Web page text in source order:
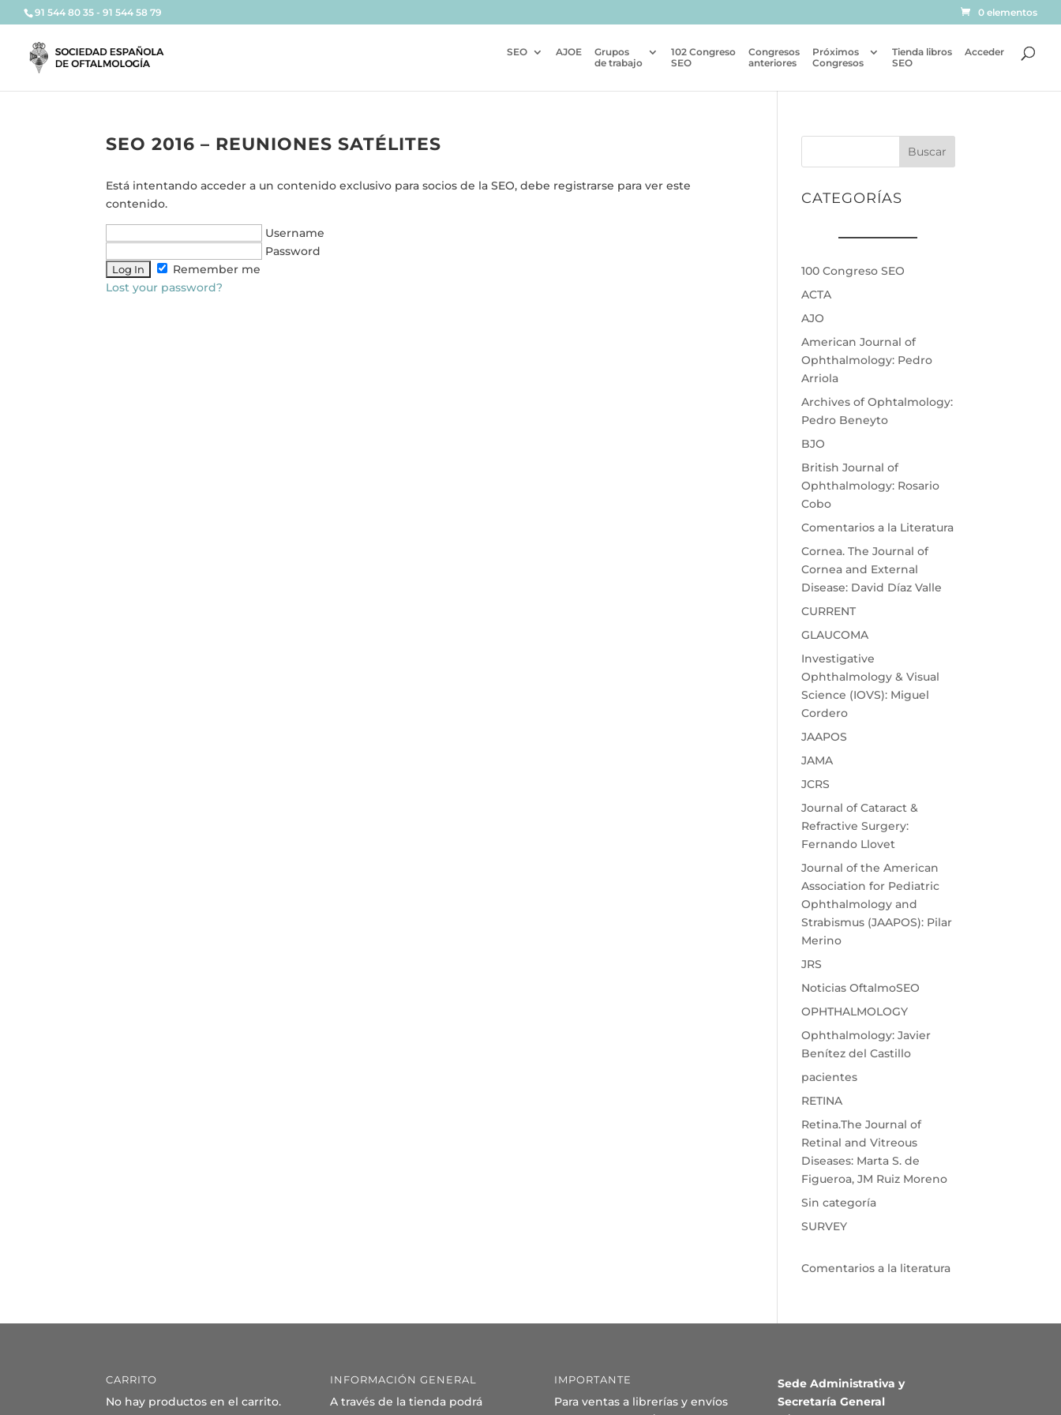
91 544 80 35 - 91 544 58 79 0 elementos
SEO AJOE
Grupos
de trabajo
102 Congreso
SEO
Congresos
anteriores
Próximos
Congresos
Tienda libros
SEO
Acceder
SEO 2016 – REUNIONES SATÉLITES
Está intentando acceder a un contenido exclusivo para socios de la SEO, debe registrarse para ver este
contenido.
Username
Password
Remember me
Lost your password?
Buscar
CATEGORÍAS
100 Congreso SEO
ACTA
AJO
American Journal of
Ophthalmology: Pedro
Arriola
Archives of Ophtalmology:
Pedro Beneyto
BJO
British Journal of
Ophthalmology: Rosario
Cobo
Comentarios a la Literatura
Cornea. The Journal of
Cornea and External
Disease: David Díaz Valle
CURRENT
GLAUCOMA
Investigative
Ophthalmology & Visual
Science (IOVS): Miguel
Cordero
JAAPOS
JAMA
JCRS
Journal of Cataract &
Refractive Surgery:
Fernando Llovet
Journal of the American
Association for Pediatric
Ophthalmology and
Strabismus (JAAPOS): Pilar
Merino
JRS
Noticias OftalmoSEO
OPHTHALMOLOGY
Ophthalmology: Javier
Benítez del Castillo
pacientes
RETINA
Retina.The Journal of
Retinal and Vitreous
Diseases: Marta S. de
Figueroa, JM Ruiz Moreno
Sin categoría
SURVEY
Comentarios a la literatura
CARRITO
No hay productos en el carrito.
INFORMACIÓN GENERAL
A través de la tienda podrá
IMPORTANTE
Para ventas a librerías y envíos
Sede Administrativa y
Secretaría General